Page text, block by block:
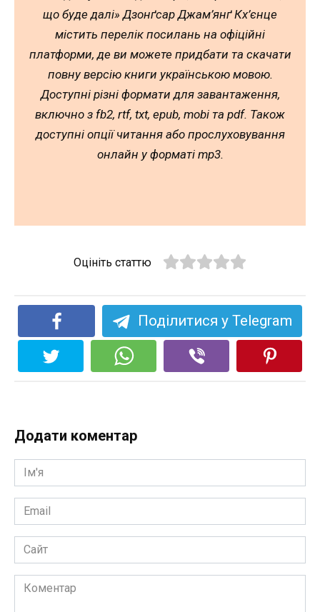
що буде далі» Дзонґсар Джам’янґ Кх’єнце
містить перелік посилань на офіційні
платформи, де ви можете придбати та скачати
повну версію книги українською мовою.
Доступні різні формати для завантаження,
включно з fb2, rtf, txt, epub, mobi та pdf. Також
доступні опції читання або прослуховування
онлайн у форматі mp3.
Оцініть статтю
Поділитися у Telegram
Додати коментар
Ім'я
*
Email
*
Сайт
Коментар